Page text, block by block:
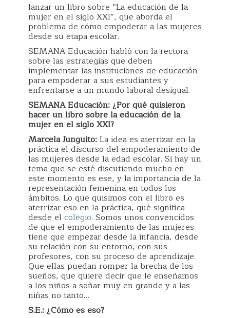
lanzar un libro sobre “La educación de la
mujer en el siglo XXI”, que aborda el
problema de cómo empoderar a las mujeres
desde su etapa escolar.
SEMANA Educación habló con la rectora
sobre las estrategias que deben
implementar las instituciones de educación
para empoderar a sus estudiantes y
enfrentarse a un mundo laboral desigual.
SEMANA Educación: ¿Por qué quisieron
hacer un libro sobre la educación de la
mujer en el siglo XXI?
Marcela Junguito:La idea es aterrizar en la
práctica el discurso del empoderamiento de
las mujeres desde la edad escolar. Si hay un
tema que se esté discutiendo mucho en
este momento es ese, y la importancia de la
representación femenina en todos los
ámbitos. Lo que quisimos con el libro es
aterrizar eso en la práctica, qué significa
desde el colegio. Somos unos convencidos
de que el empoderamiento de las mujeres
tiene que empezar desde la infancia, desde
su relación con su entorno, con sus
profesores, con su proceso de aprendizaje.
Que ellas puedan romper la brecha de los
sueños, que quiere decir que le enseñamos
a los niños a soñar muy en grande y a las
niñas no tanto…
S.E.: ¿Cómo es eso?